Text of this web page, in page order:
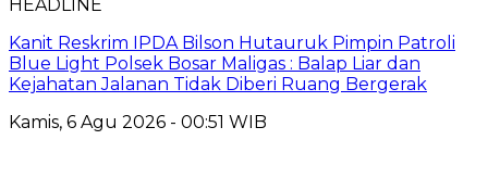
HEADLINE
Kanit Reskrim IPDA Bilson Hutauruk Pimpin Patroli
Blue Light Polsek Bosar Maligas : Balap Liar dan
Kejahatan Jalanan Tidak Diberi Ruang Bergerak
Kamis, 6 Agu 2026 - 00:51 WIB